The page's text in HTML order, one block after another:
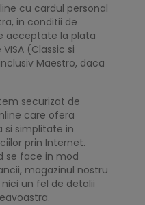
cu cardul personal
in conditii de
acceptate la plata
(Classic si
Maestro, daca
securizat de
care ofera
si simplitate in
prin Internet.
se face in mod
magazinul nostru
un fel de detalii